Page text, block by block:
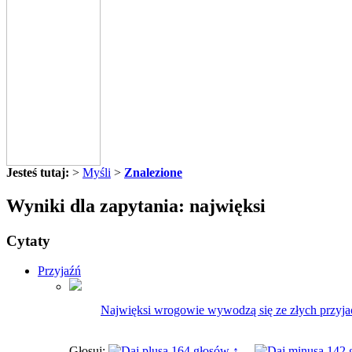
Jesteś tutaj: > Myśli > Znalezione
Wyniki dla zapytania: najwięksi
Cytaty
Przyjaźń
Najwięksi wrogowie wywodzą się ze złych